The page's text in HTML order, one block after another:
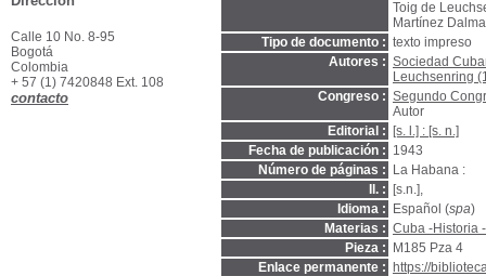
Toig de
Martínez
Tipo de documento : texto impreso
Autores : Sociedad
Leuchsenring
Congreso : Segundo
Autor
Editorial :
[s. l.] : [s. n.]
Fecha de publicación : 1943
Número de páginas :
La Habana :
Il. :
[s.n.],
Idioma :
Español (spa)
Materias : Cuba -Historia
Pieza :
M185 Pza 4
Enlace permanente :
https://
Calle 10 No. 8-95
Bogotá
Colombia
+ 57 (1) 7420848 Ext. 108
contacto